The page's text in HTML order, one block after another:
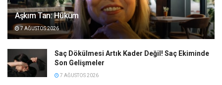
Aşkım Tan: Hüküm
7 AĞUSTOS 2026
Saç Dökülmesi Artık Kader Değil! Saç Ekiminde
Son Gelişmeler
7 AĞUSTOS 2026